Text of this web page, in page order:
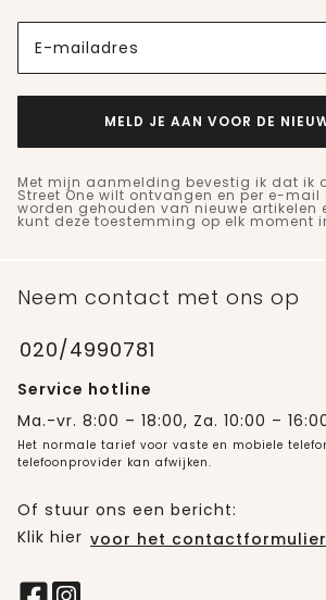
E-mailadres
MELD JE AAN VOOR DE
Met mijn aanmelding bevestig ik dat ik
Street One wilt ontvangen en per e-
worden gehouden van nieuwe artikelen
kunt deze toestemming op elk moment
Neem contact met ons op
020/4990781
Service hotline
Ma.-vr. 8:00 – 18:00, Za. 10:00 –
Het normale tarief voor vaste en mobiele
telefoonprovider kan afwijken.
Of stuur ons een bericht:
Klik hier voor het contactformulier